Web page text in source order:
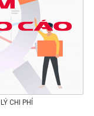
CHI PHÍ